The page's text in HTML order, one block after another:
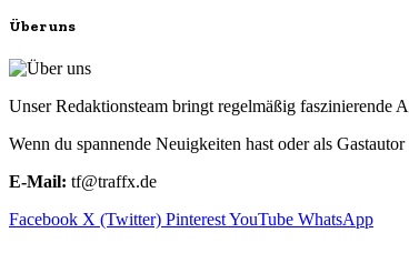
Über uns
Unser Redaktionsteam bringt regelmäßig faszinierende
Wenn du spannende Neuigkeiten hast oder als
E-Mail: tf@traffx.de
Facebook X (Twitter) PinterestYouTube WhatsApp